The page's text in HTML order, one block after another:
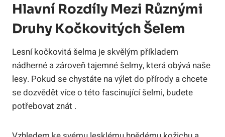
Hlavní Rozdíly Mezi Různými
Druhy Kočkovitých Šelem
Lesní kočkovitá šelma je skvělým příkladem
nádherné a zároveň tajemné šelmy, která obývá naše
lesy. Pokud se chystáte na výlet do přírody a chcete
se dozvědět více o této fascinující šelmi, budete
potřebovat znát .